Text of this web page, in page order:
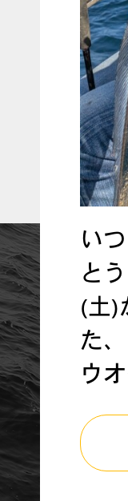
い
と
(土)
た
ウ